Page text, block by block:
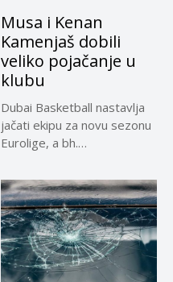
Musa i Kenan
Kamenjaš dobili
veliko pojačanje u
klubu
Dubai Basketball nastavlja
jačati ekipu za novu sezonu
Eurolige, a bh.